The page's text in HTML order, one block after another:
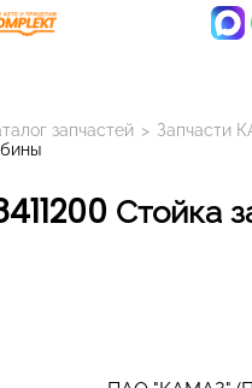
запчастей > Запчасти